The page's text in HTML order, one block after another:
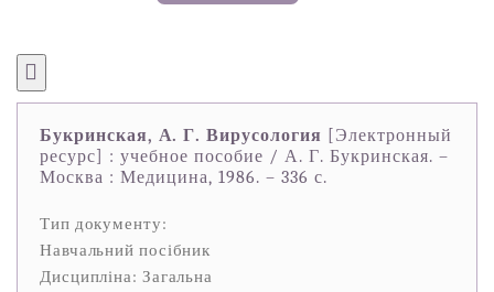
Букринская, А. Г. Вирусология [Электронный
ресурс] : учебное пособие / А. Г. Букринская. –
Москва : Медицина, 1986. – 336 с.
Тип документу:
Навчальний посібник
Дисципліна: Загальна